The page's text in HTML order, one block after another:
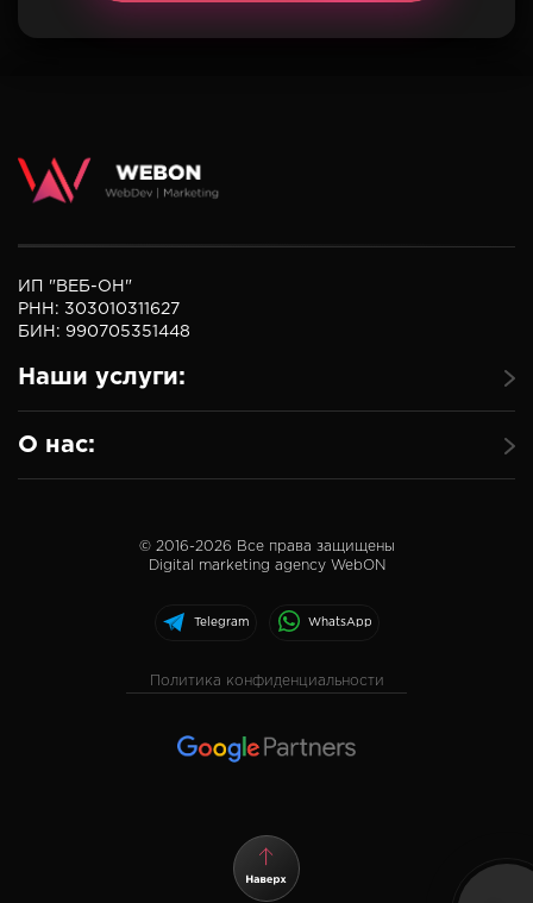
ИП "ВЕБ-ОН"
РНН: 303010311627
БИН: 990705351448
Наши услуги:
О нас:
© 2016-2026 Все права защищены
Digital marketing agency WebON
Telegram WhatsApp
Политика конфиденциальности